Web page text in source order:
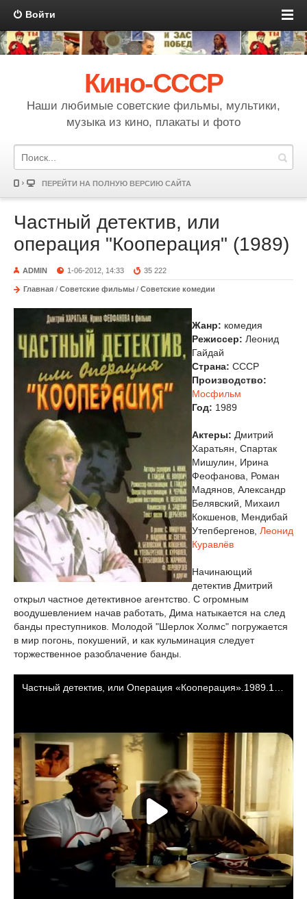
Войти
Кино-СССР
Наши любимые советские фильмы, мультики,
музыка из кино, плакаты и фото
ПЕРЕЙТИ НА ПОЛНУЮ ВЕРСИЮ САЙТА
Частный детектив, или
операция "Кооперация" (1989)
ADMIN 1-06-2012, 14:33 35 222
Главная / Советские фильмы / Советские комедии
Жанр: комедия
Режиссер: Леонид
Гайдай
Страна: СССР
Производство:
Мосфильм
Год: 1989
Актеры: Дмитрий
Харатьян, Спартак
Мишулин, Ирина
Феофанова, Роман
Мадянов, Александр
Белявский, Михаил
Кокшенов, Мендибай
Утепбергенов, Леонид
Куравлёв
Начинающий
детектив Дмитрий
открыл частное детективное агентство. С огромным
воодушевлением начав работать, Дима натыкается на след
банды преступников. Молодой "Шерлок Холмс" погружается
в мир погонь, покушений, и как кульминация следует
торжественное разоблачение банды.